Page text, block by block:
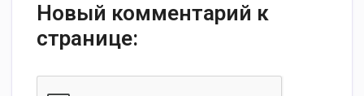
Новый комментарий к
странице: